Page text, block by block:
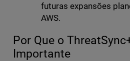
futuras expansões
AWS.
Por Que o
Importante